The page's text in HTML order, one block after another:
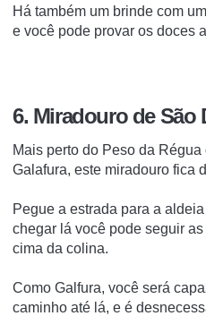
Há também um brinde com
e você pode provar os doces
6. Miradouro de São
Mais perto do Peso da
Galafura, este miradouro fica
Pegue a estrada para a
chegar lá você pode seguir
cima da colina.
Como Galfura, você será
caminho até lá, e é